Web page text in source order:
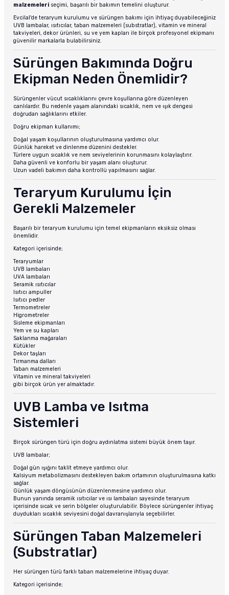
malzemeleri seçimi, başarılı bir bakımın temelini oluşturur.
Evcilal'de teraryum kurulumu ve sürüngen bakımı için ihtiyaç duyabileceğiniz
UVB lambalar, ısıtıcılar, taban malzemeleri (substratlar), vitamin ve mineral
takviyeleri, dekor ürünleri, su ve yem kapları ile birçok profesyonel ekipmanı
güvenilir markalarla bulabilirsiniz.
Sürüngen Bakımında Doğru
Ekipman Neden Önemlidir?
Sürüngenler vücut sıcaklıklarını çevre koşullarına göre düzenleyen
canlılardır. Bu nedenle yaşam alanındaki sıcaklık, nem ve ışık dengesi
doğrudan sağlıklarını etkiler.
Doğru ekipman kullanımı;
Doğal yaşam koşullarının oluşturulmasına yardımcı olur.
Günlük hareket ve dinlenme düzenini destekler.
Türlere uygun sıcaklık ve nem seviyelerinin korunmasını kolaylaştırır.
Daha güvenli ve konforlu bir yaşam alanı oluşturur.
Uzun vadeli bakımın daha kontrollü yapılmasını sağlar.
Teraryum Kurulumu İçin
Gerekli Malzemeler
Başarılı bir teraryum kurulumu için temel ekipmanların eksiksiz olması
önemlidir.
Kategori içerisinde;
Teraryumlar
UVB lambaları
UVA lambaları
Seramik ısıtıcılar
Isıtıcı ampuller
Isıtıcı pedler
Termometreler
Higrometreler
Sisleme ekipmanları
Yem ve su kapları
Saklanma mağaraları
Kütükler
Dekor taşları
Tırmanma dalları
Taban malzemeleri
Vitamin ve mineral takviyeleri
gibi birçok ürün yer almaktadır.
UVB Lamba ve Isıtma
Sistemleri
Birçok sürüngen türü için doğru aydınlatma sistemi büyük önem taşır.
UVB lambalar;
Doğal gün ışığını taklit etmeye yardımcı olur.
Kalsiyum metabolizmasını destekleyen bakım ortamının oluşturulmasına katkı
sağlar.
Günlük yaşam döngüsünün düzenlenmesine yardımcı olur.
Bunun yanında seramik ısıtıcılar ve ısı lambaları sayesinde teraryum
içerisinde sıcak ve serin bölgeler oluşturulabilir. Böylece sürüngenler ihtiyaç
duydukları sıcaklık seviyesini doğal davranışlarıyla seçebilirler.
Sürüngen Taban Malzemeleri
(Substratlar)
Her sürüngen türü farklı taban malzemelerine ihtiyaç duyar.
Kategori içerisinde;